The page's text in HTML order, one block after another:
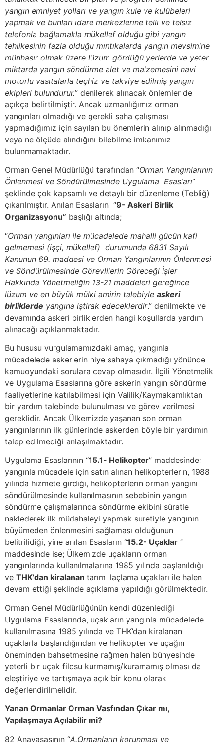
yangın emniyet yolları ve yangın kule ve kulübeleri
yapmak ve bunları idare merkezlerine telli ve telsiz
telefonla bağlamakla mükellef olduğu gibi yangın
tehlikesinin fazla olduğu mıntıkalarda yangın mevsimine
münhasır olmak üzere lüzum gördüğü yerlerde ve yeter
miktarda yangın söndürme alet ve malzemesini havi
motorlu vasıtalarla teçhiz ve takviye edilmiş yangın
ekipleri bulundurur.” denilerek alınacak önlemler de
açıkça belirtilmiştir. Ancak uzmanlığımız orman
yangınları olmadığı ve gerekli saha çalışması
yapmadığımız için sayılan bu önemlerin alınıp alınmadığı
veya ne ölçüde alındığını bilebilme imkanımız
bulunmamaktadır.
Orman Genel Müdürlüğü tarafından “Orman Yangınlarının
Önlenmesi ve Söndürülmesinde Uygulama Esasları”
şeklinde çok kapsamlı ve detaylı bir düzenleme (Tebliğ)
çıkarılmıştır. Anılan Esasların “9- Askeri Birlik
Organizasyonu” başlığı altında;
“Orman yangınları ile mücadelede mahalli gücün kafi
gelmemesi (işçi, mükellef) durumunda 6831 Sayılı
Kanunun 69. maddesi ve Orman Yangınlarının Önlenmesi
ve Söndürülmesinde Görevlilerin Göreceği İşler
Hakkında Yönetmeliğin 13-21 maddeleri gereğince
lüzum ve en büyük mülki amirin talebiyle askeri
birliklerde yangına iştirak edeceklerdir.” denilmekte ve
devamında askeri birliklerden hangi koşullarda yardım
alınacağı açıklanmaktadır.
Bu hususu vurgulamamızdaki amaç, yangınla
mücadelede askerlerin niye sahaya çıkmadığı yönünde
kamuoyundaki sorulara cevap olmasıdır. İlgili Yönetmelik
ve Uygulama Esaslarına göre askerin yangın söndürme
faaliyetlerine katılabilmesi için Valilik/Kaymakamlıktan
bir yardım talebinde bulunulması ve görev verilmesi
gereklidir. Ancak Ülkemizde yaşanan son orman
yangınlarının ilk günlerinde askerden böyle bir yardımın
talep edilmediği anlaşılmaktadır.
Uygulama Esaslarının “15.1- Helikopter” maddesinde;
yangınla mücadele için satın alınan helikopterlerin, 1988
yılında hizmete girdiği, helikopterlerin orman yangını
söndürülmesinde kullanılmasının sebebinin yangın
söndürme çalışmalarında söndürme ekibini süratle
naklederek ilk müdahaleyi yapmak suretiyle yangının
büyümeden önlenmesini sağlaması olduğunun
belitrilidiği, yine anılan Esasların “15.2- Uçaklar ”
maddesinde ise; Ülkemizde uçakların orman
yangınlarında kullanılmalarına 1985 yılında başlanıldığı
ve THK’dan kiralanan tarım ilaçlama uçakları ile halen
devam ettiği şeklinde açıklama yapıldığı görülmektedir.
Orman Genel Müdürlüğünün kendi düzenlediği
Uygulama Esaslarında, uçakların yangınla mücadelede
kullanılmasına 1985 yılında ve THK’dan kiralanan
uçaklarla başlandığından ve helikopter ve uçağın
öneminden bahsetmesine rağmen halen bünyesinde
yeterli bir uçak filosu kurmamış/kuramamış olması da
eleştiriye ve tartışmaya açık bir konu olarak
değerlendirilmelidir.
Yanan Ormanlar Orman Vasfından Çıkar mı,
Yapılaşmaya Açılabilir mi?
82 Anayasasının “A.Ormanların korunması ve